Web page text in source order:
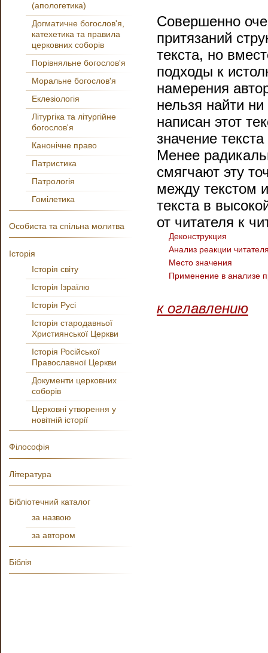
Совершенно
притязаний
текста, но
подходы к
намерения
нельзя найти
написан этот
значение
Менее
смягчают эту
между текстом
текста в
от читателя к
Деконструкция
Анализ реакции
Место значения
Применение в анализе
к оглавлению
(апологетика)
Догматичне богослов'я,
катехетика та правила
церковних соборів
Порівняльне богослов'я
Моральне богослов'я
Еклезіологія
Літургіка та літургійне
богослов'я
Канонічне право
Патристика
Патрологія
Гомілетика
Особиста та спільна молитва
Історія
Історія світу
Історія Ізраїлю
Історія Русі
Історія стародавньої
Християнської Церкви
Історія Російської
Православної Церкви
Документи церковних
соборів
Церковні утворення у
новітній історії
Філософія
Література
Бібліотечний каталог
за назвою
за автором
Біблія